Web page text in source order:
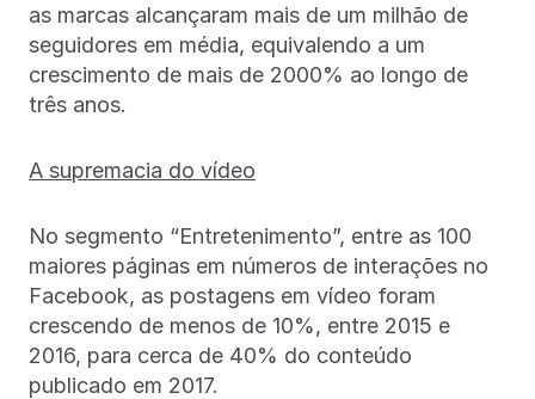
as marcas alcançaram mais de um milhão de
seguidores em média, equivalendo a um
crescimento de mais de 2000% ao longo de
três anos.
A supremacia do vídeo
No segmento “Entretenimento”, entre as 100
maiores páginas em números de interações no
Facebook, as postagens em vídeo foram
crescendo de menos de 10%, entre 2015 e
2016, para cerca de 40% do conteúdo
publicado em 2017.